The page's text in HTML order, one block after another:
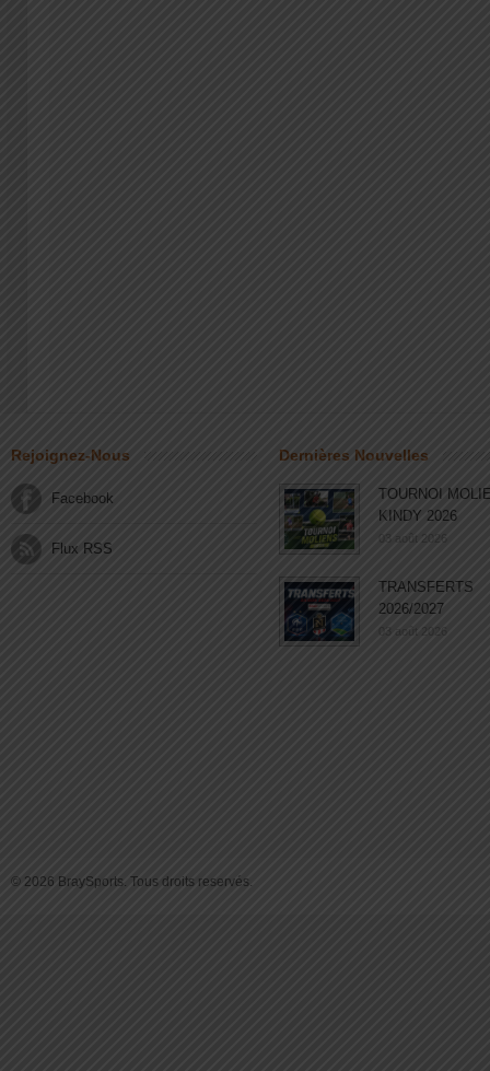
Rejoignez-Nous
Facebook
Flux RSS
Dernières Nouvelles
TOURNOI
KINDY 2026
03 août 2026
TRANSFERTS
2026/2027
03 août 2026
© 2026 BraySports. Tous droits reservés.